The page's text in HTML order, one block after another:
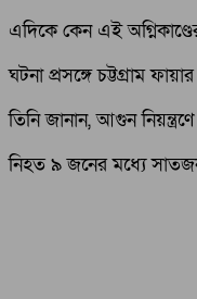
এদিকে কেন এই
ঘটনা প্রসঙ্গে চট্টগ্রাম
তিনি জানান, আগুন
নিহত ৯ জনের মধ্যে